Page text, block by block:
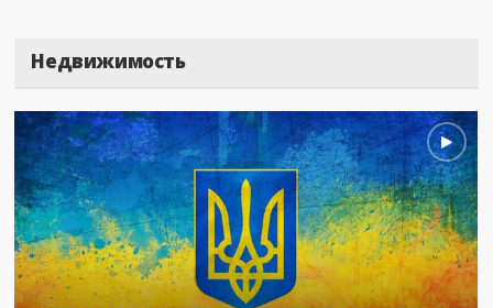
Недвижимость